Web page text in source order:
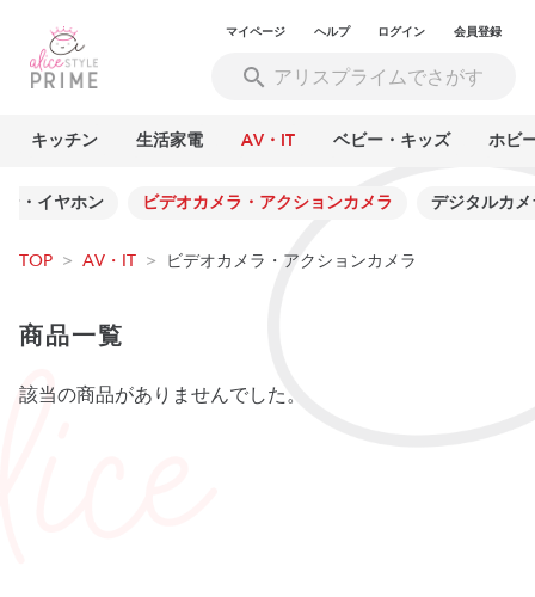
マイページ ヘルプ ログイン 会員登録
キッチン 生活家電 AV・IT ベビー・キッズ ホビ
・イヤホン ビデオカメラ・アクションカメラ デジタルカ
TOP > AV・IT > ビデオカメラ・アクションカメラ
商品一覧
該当の商品がありませんでした。